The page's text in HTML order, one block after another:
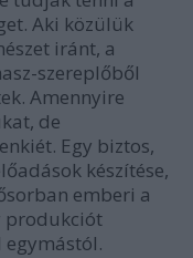
Aki közülük
iránt, a
szereplőből
Amennyire
de
Egy biztos,
készítése,
emberi a
produkciót
egymástól.